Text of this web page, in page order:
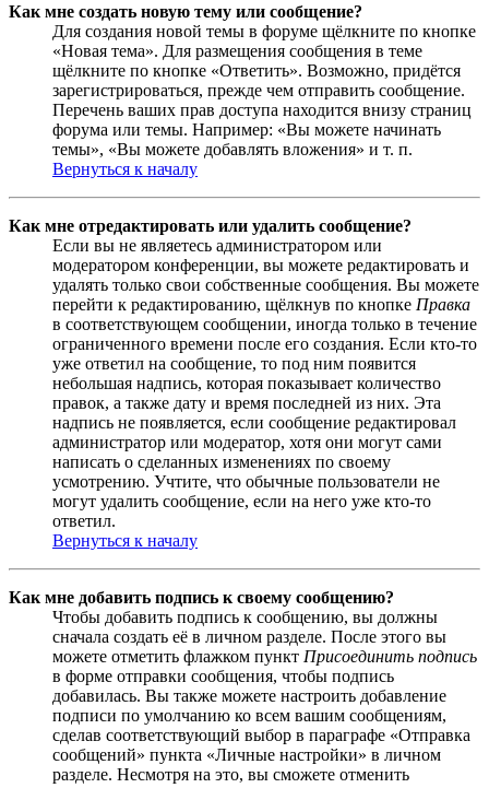
Как мне создать новую тему или сообщение?
Для создания новой темы в форуме щёлкните по кнопке
«Новая тема». Для размещения сообщения в теме
щёлкните по кнопке «Ответить». Возможно, придётся
зарегистрироваться, прежде чем отправить сообщение.
Перечень ваших прав доступа находится внизу страниц
форума или темы. Например: «Вы можете начинать
темы», «Вы можете добавлять вложения» и т. п.
Вернуться к началу
Как мне отредактировать или удалить сообщение?
Если вы не являетесь администратором или
модератором конференции, вы можете редактировать и
удалять только свои собственные сообщения. Вы можете
перейти к редактированию, щёлкнув по кнопке Правка
в соответствующем сообщении, иногда только в течение
ограниченного времени после его создания. Если кто-то
уже ответил на сообщение, то под ним появится
небольшая надпись, которая показывает количество
правок, а также дату и время последней из них. Эта
надпись не появляется, если сообщение редактировал
администратор или модератор, хотя они могут сами
написать о сделанных изменениях по своему
усмотрению. Учтите, что обычные пользователи не
могут удалить сообщение, если на него уже кто-то
ответил.
Вернуться к началу
Как мне добавить подпись к своему сообщению?
Чтобы добавить подпись к сообщению, вы должны
сначала создать её в личном разделе. После этого вы
можете отметить флажком пункт Присоединить подпись
в форме отправки сообщения, чтобы подпись
добавилась. Вы также можете настроить добавление
подписи по умолчанию ко всем вашим сообщениям,
сделав соответствующий выбор в параграфе «Отправка
сообщений» пункта «Личные настройки» в личном
разделе. Несмотря на это, вы сможете отменить